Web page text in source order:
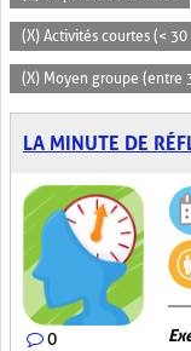
(X) Activités courtes (<
(X) Moyen groupe (entre
LA MINUTE DE
0